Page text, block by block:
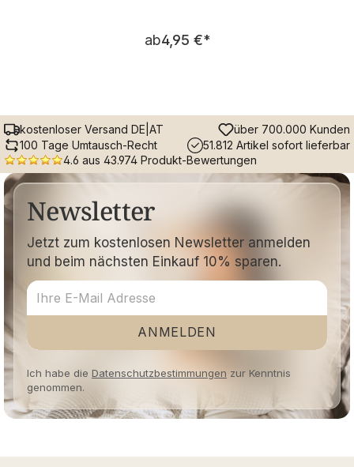
Regulärer Preis:
ab4,95 €*
kostenloser Versand DE|AT
über 700.000 Kunden
100 Tage Umtausch-Recht
51.812 Artikel sofort lieferbar
4.6 aus 43.974 Produkt-Bewertungen
Newsletter
Jetzt zum kostenlosen Newsletter anmelden
und beim nächsten Einkauf 10% sparen.
ANMELDEN
Ich habe die Datenschutzbestimmungen zur Kenntnis
genommen.